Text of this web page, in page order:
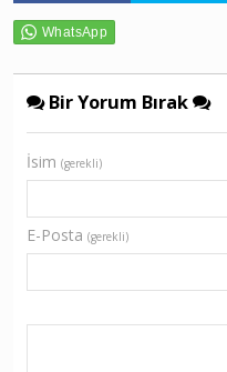
Bir Yorum Bırak
İsim (gerekli)
E-Posta (gerekli)